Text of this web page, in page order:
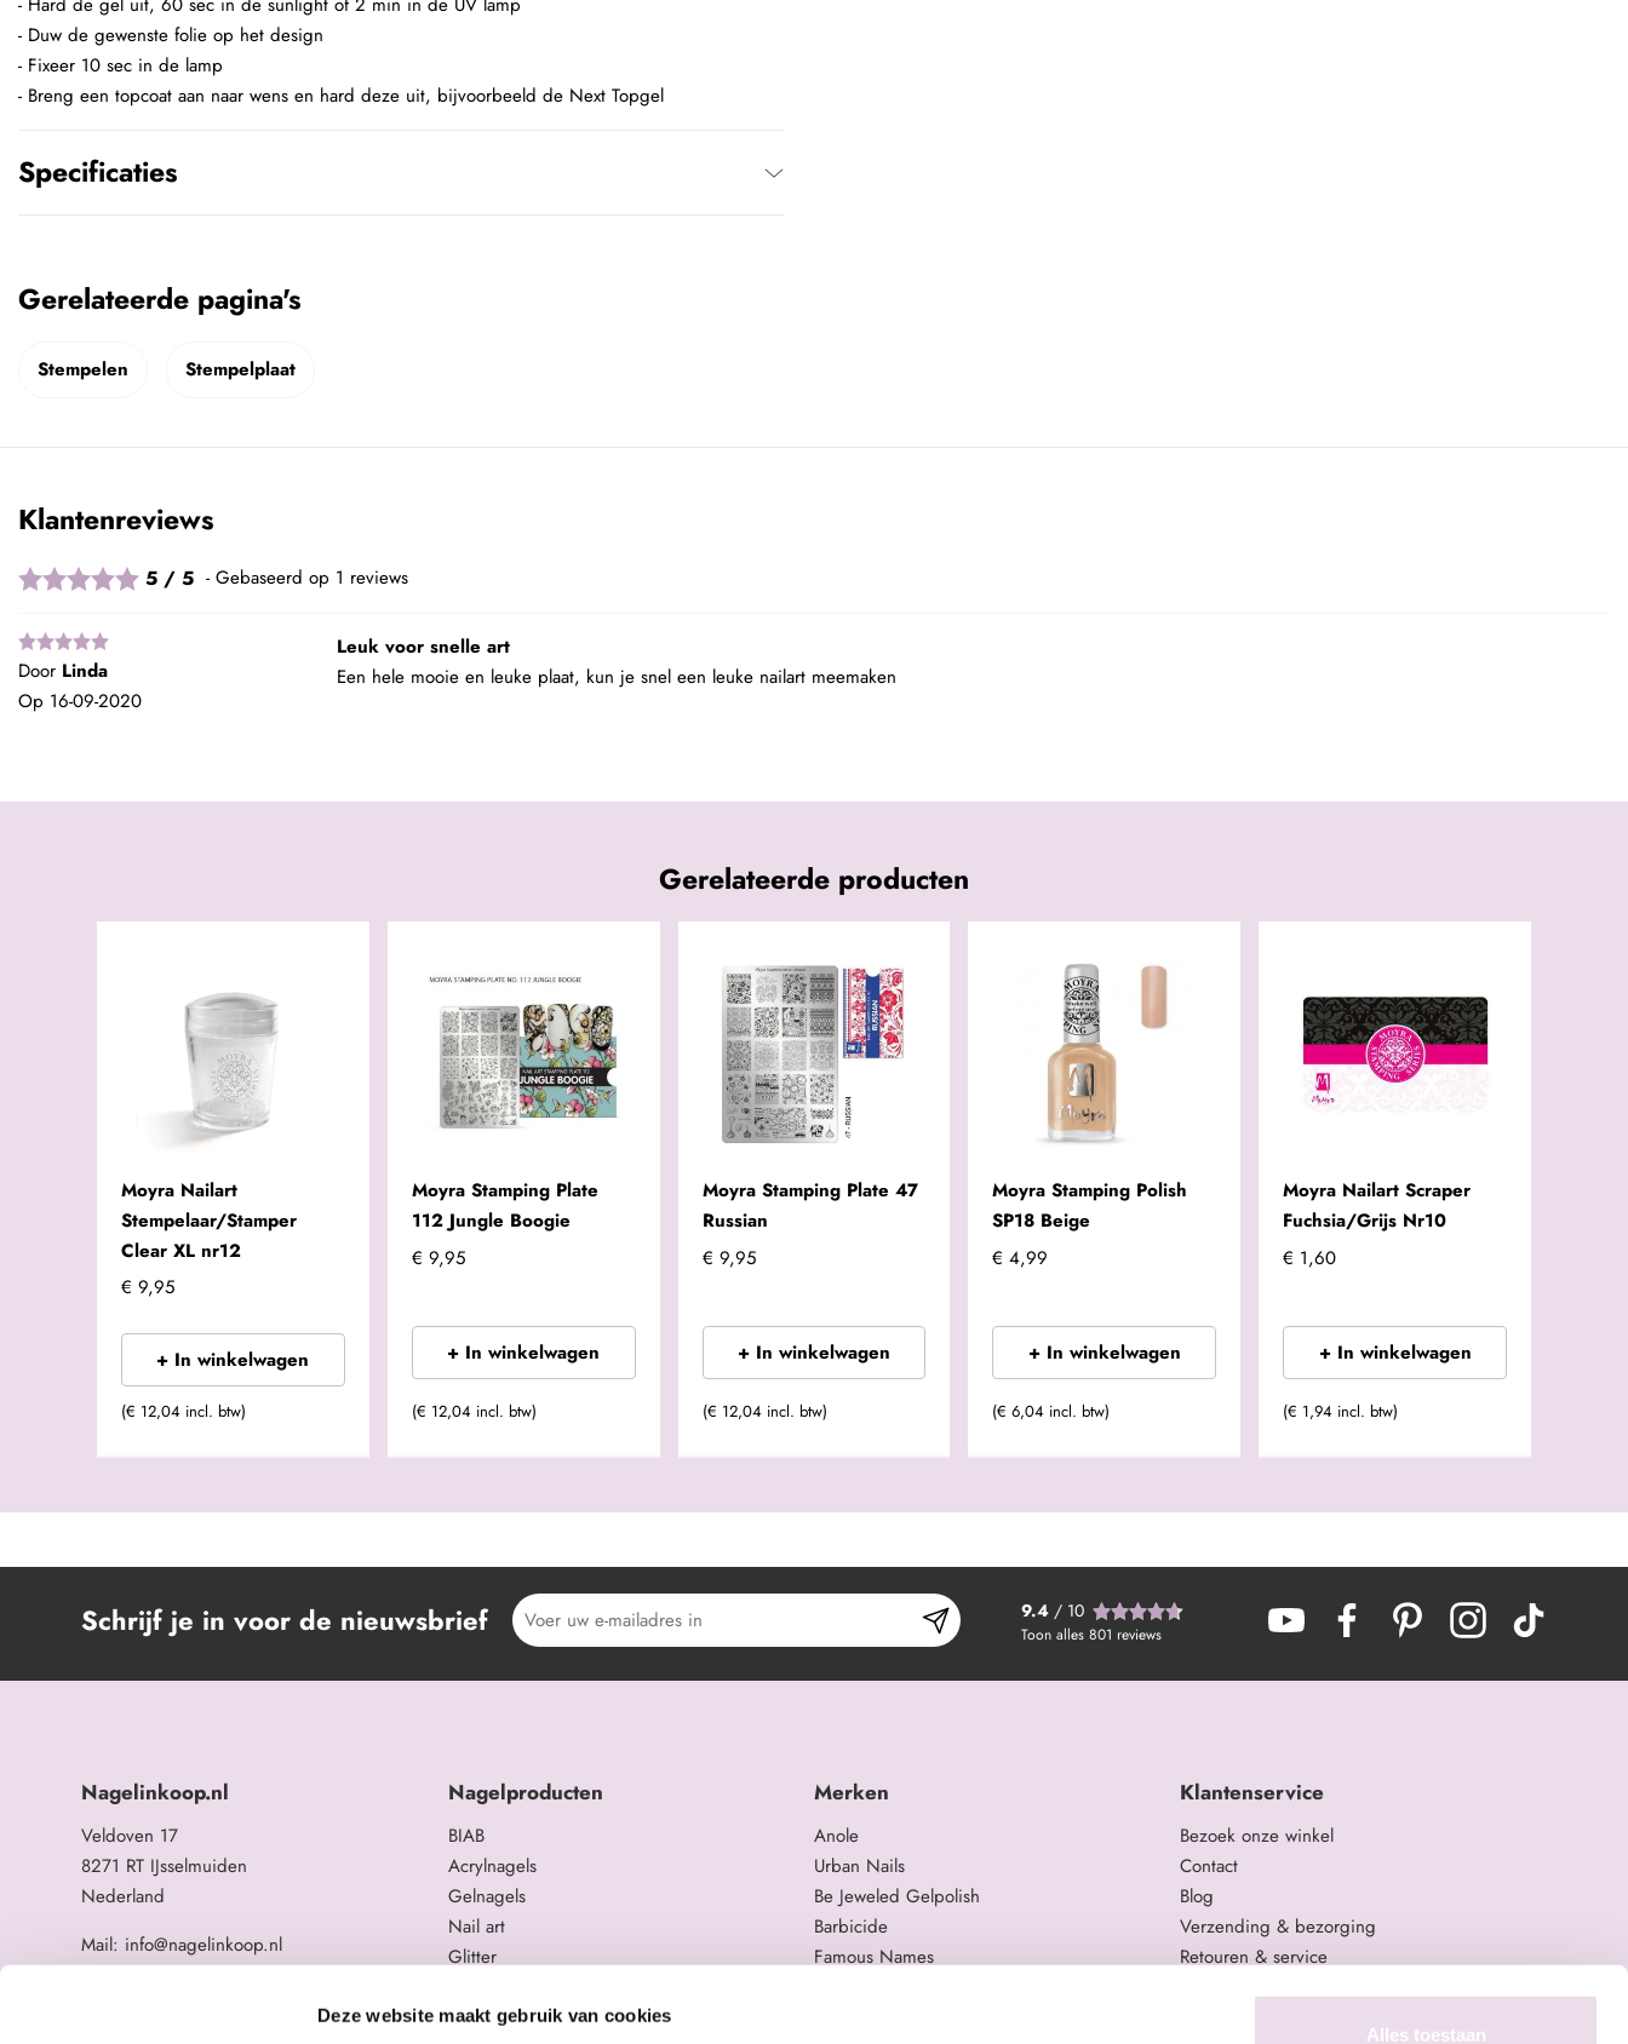
Deze website maakt gebruik van cookies
Alles toestaan
- Duw de gewenste folie op het design
- Fixeer 10 sec in de lamp
- Breng een topcoat aan naar wens en hard deze uit, bijvoorbeeld de Next Topgel
Specificaties
Gerelateerde pagina's
Stempelen Stempelplaat
Klantenreviews
5 / 5 Gebaseerd op 1 reviews
Door Linda
Op 16-09-2020
Leuk voor snelle art
Een hele mooie en leuke plaat, kun je snel een leuke nailart meemaken
Gerelateerde producten
Moyra Nailart
Stempelaar/Stamper
Clear XL nr12
€ 9,95
+ In winkelwagen
(€ 12,04 incl. btw)
Moyra Stamping Plate
112 Jungle Boogie
€ 9,95
+ In winkelwagen
(€ 12,04 incl. btw)
Moyra Stamping Plate 47
Russian
€ 9,95
+ In winkelwagen
(€ 12,04 incl. btw)
Moyra Stamping Polish
SP18 Beige
€ 4,99
+ In winkelwagen
(€ 6,04 incl. btw)
Moyra Nailart Scraper
Fuchsia/Grijs Nr10
€ 1,60
+ In winkelwagen
(€ 1,94 incl. btw)
Schrijf je in voor de nieuwsbrief 9.4/ 10
Toon alles 801 reviews
Nagelinkoop.nl
Veldoven 17
8271 RT IJsselmuiden
Nederland
Mail: info@nagelinkoop.nl
BTW nummer: NL863104678B01
Nagelproducten
BIAB
Acrylnagels
Gelnagels
Nail art
Glitter
Overige nagelproducten
Merken
Anole
Urban Nails
Be Jeweled Gelpolish
Barbicide
Famous Names
Klantenservice
Bezoek onze winkel
Contact
Blog
Verzending & bezorging
Retouren & service